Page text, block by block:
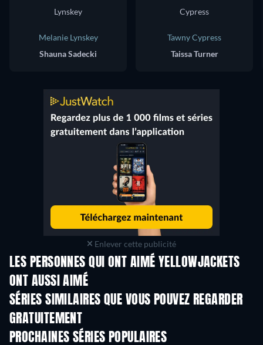
Melanie Lynskey
Shauna Sadecki
Tawny Cypress
Taissa Turner
Enlever cette publicité
LES PERSONNES QUI ONT AIMÉ YELLOWJACKETS
ONT AUSSI AIMÉ
Série
SÉRIES SIMILAIRES QUE VOUS POUVEZ REGARDER
GRATUITEMENTSérie
PROCHAINES SÉRIES POPULAIRES
Série Série